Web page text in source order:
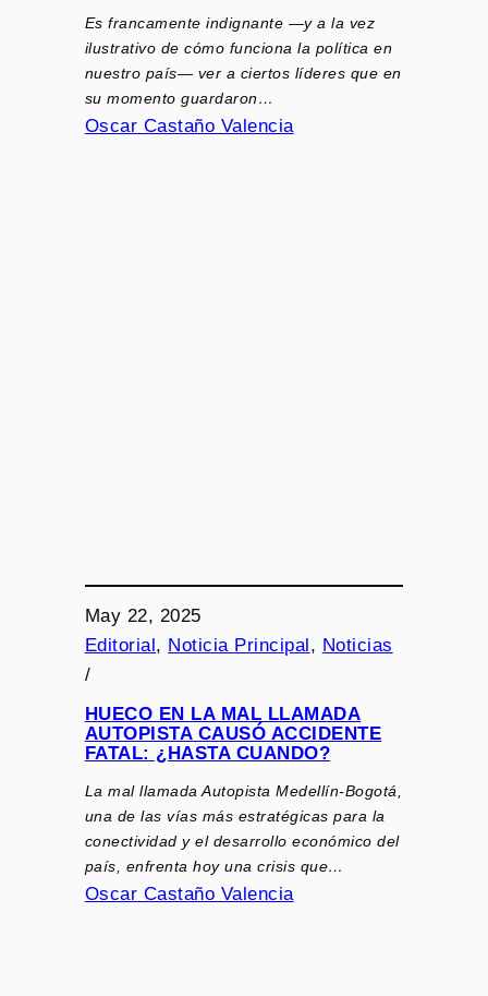
Es francamente indignante —y a la vez
ilustrativo de cómo funciona la política en
nuestro país— ver a ciertos líderes que en
su momento guardaron…
Oscar Castaño Valencia
May 22, 2025
Editorial, Noticia Principal, Noticias
/
HUECO EN LA MAL LLAMADA
AUTOPISTA CAUSÓ ACCIDENTE
FATAL: ¿HASTA CUANDO?
La mal llamada Autopista Medellín-Bogotá,
una de las vías más estratégicas para la
conectividad y el desarrollo económico del
país, enfrenta hoy una crisis que…
Oscar Castaño Valencia